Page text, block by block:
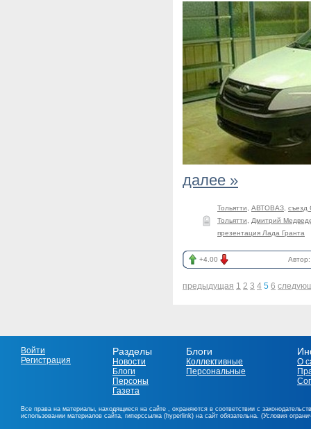
далее »
Тольятти АВТОВАЗ съезд
Тольятти
Дмитрий
презентация Лада Гранта
+4.00
предыдущая 1 2 3 4 5 6
Войти
Регистрация
Разделы
Новости
Блоги
Персоны
Газета
Блоги
Коллективные
Персональные
О
Все права на материалы, находящиеся на сайте , охраняются в соответствии с
использовании материалов сайта, гиперссылка (hyperlink) на сайт обязательна. (Условия